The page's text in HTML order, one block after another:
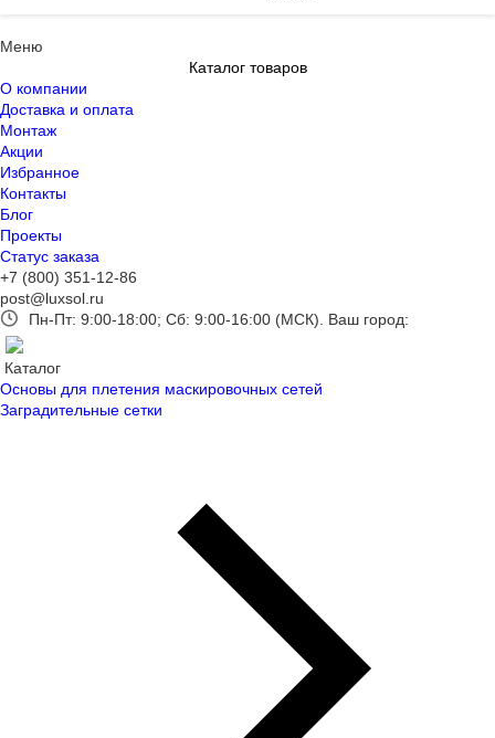
Меню
Каталог товаров
О компании
Доставка и оплата
Монтаж
Акции
Избранное
Контакты
Блог
Проекты
Статус заказа
+7 (800) 351-12-86
post@luxsol.ru
Пн-Пт: 9:00-18:00; Сб: 9:00-16:00 (МСК). Ваш город:
Каталог
Основы для плетения маскировочных сетей
Заградительные сетки